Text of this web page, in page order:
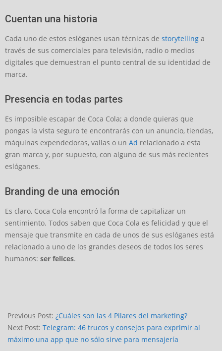
Cuentan una historia
Cada uno de estos eslóganes usan técnicas de storytelling a
través de sus comerciales para televisión, radio o medios
digitales que demuestran el punto central de su identidad de
marca.
Presencia en todas partes
Es imposible escapar de Coca Cola; a donde quieras que
pongas la vista seguro te encontrarás con un anuncio, tiendas,
máquinas expendedoras, vallas o un Ad relacionado a esta
gran marca y, por supuesto, con alguno de sus más recientes
eslóganes.
Branding de una emoción
Es claro, Coca Cola encontró la forma de capitalizar un
sentimiento. Todos saben que Coca Cola es felicidad y que el
mensaje que transmite en cada de unos de sus eslóganes está
relacionado a uno de los grandes deseos de todos los seres
humanos: ser felices.
10-
15
Previous Post: ¿Cuáles son las 4 Pilares del marketing?
Next Post: Telegram: 46 trucos y consejos para exprimir al
máximo una app que no sólo sirve para mensajería